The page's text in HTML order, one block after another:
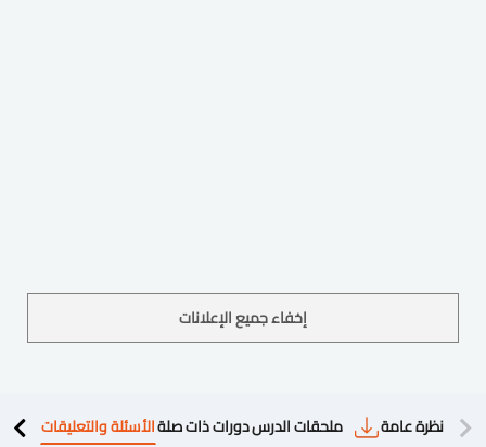
إخفاء جميع الإعلانات
نظرة عامة ملحقات الدرسدورات ذات صلةالأسئلة والتعليقات